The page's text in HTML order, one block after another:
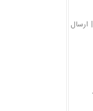
| ارسال